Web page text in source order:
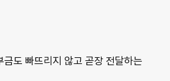
금도 빠뜨리지 않고 곧장 전달하는